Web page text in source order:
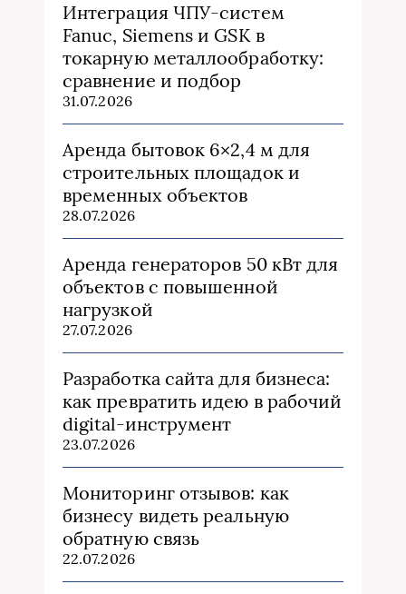
Интеграция ЧПУ-систем
Fanuc, Siemens и GSK в
токарную металлообработку:
сравнение и подбор
31.07.2026
Аренда бытовок 6×2,4 м для
строительных площадок и
временных объектов
28.07.2026
Аренда генераторов 50 кВт для
объектов с повышенной
нагрузкой
27.07.2026
Разработка сайта для бизнеса:
как превратить идею в рабочий
digital-инструмент
23.07.2026
Мониторинг отзывов: как
бизнесу видеть реальную
обратную связь
22.07.2026